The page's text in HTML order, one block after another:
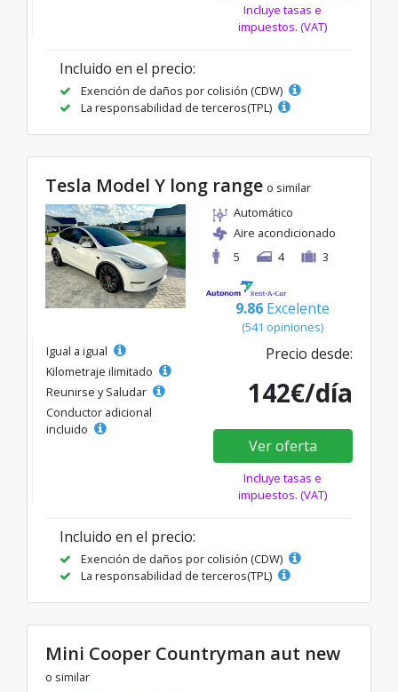
Incluye tasas e
impuestos. (VAT)
Incluido en el precio:
Exención de daños por colisión (CDW)
La responsabilidad de terceros(TPL)
Tesla Model Y long range o similar
Automático
Aire acondicionado
5
4 3
9.86 Excelente
(541 opiniones)
Igual a igual
Kilometraje ilimitado
Reunirse y Saludar
Conductor adicional
incluido
Precio desde:
142€/día
Ver oferta
Incluye tasas e
impuestos. (VAT)
Incluido en el precio:
Exención de daños por colisión (CDW)
La responsabilidad de terceros(TPL)
Mini Cooper Countryman aut new
o similar